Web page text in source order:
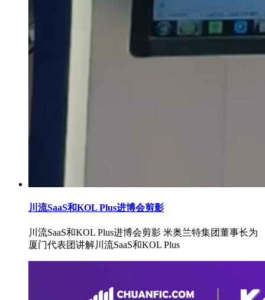
川流SaaS和KOL Plus进博会剪影
川流SaaS和KOL Plus进博会剪影 米奥兰特集团董事长为
厦门代表团讲解川流SaaS和KOL Plus